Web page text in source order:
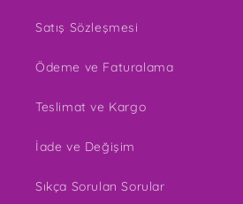
Satış Sözleşmesi
Ödeme ve Faturalama
Teslimat ve Kargo
İade ve Değişim
Sıkça Sorulan Sorular